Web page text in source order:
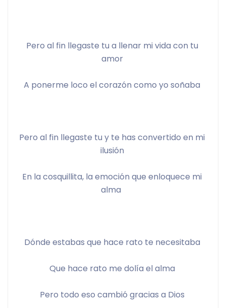
Pero al fin llegaste tu a llenar mi vida con tu
amor
A ponerme loco el corazón como yo soñaba
Pero al fin llegaste tu y te has convertido en mi
ilusión
En la cosquillita, la emoción que enloquece mi
alma
Dónde estabas que hace rato te necesitaba
Que hace rato me dolía el alma
Pero todo eso cambió gracias a Dios